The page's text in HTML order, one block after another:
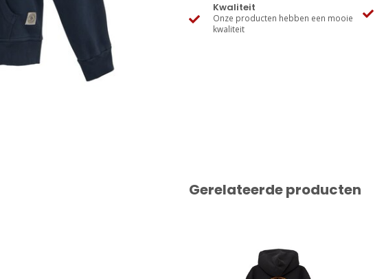
Kwaliteit
Onze producten hebben een mooie
kwaliteit
Gerelateerde producten